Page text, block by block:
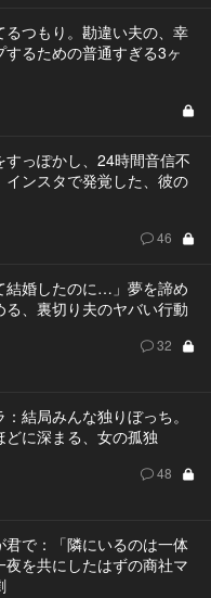
るつもり。勘違い夫の、幸
るための普通すぎる3ヶ
すっぽかし、24時間音信不
インスタで発覚した、彼の
46
結婚したのに…」夢を諦め
る、裏切り夫のヤバい行動
32
結局みんな独りぼっち。
どに深まる、女の孤独
48
君で：「隣にいるのは一体
夜を共にしたはずの商社マ